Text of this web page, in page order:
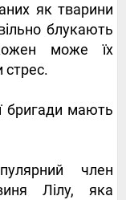
як тварини
блукають
може їх
стрес.
бригади мають
член
Лілу, яка